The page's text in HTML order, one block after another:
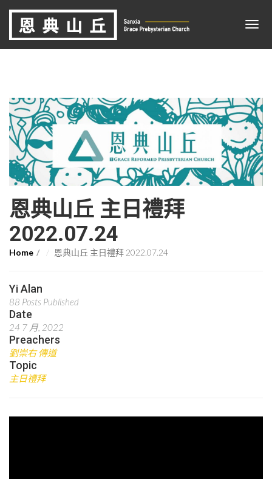
恩典山丘 主日禮拜
2022.07.24
Home 恩典山丘 主日禮拜 2022.07.24
Yi Alan
88 Posts Published
Date
24 7 月, 2022
Preachers
劉崇右 傳道
Topic
主日禮拜